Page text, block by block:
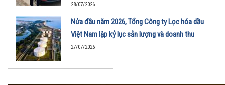
28/07/2026
Nửa đầu năm 2026, Tổng Công ty Lọc hóa dầu
Việt Nam lập kỷ lục sản lượng và doanh thu
27/07/2026